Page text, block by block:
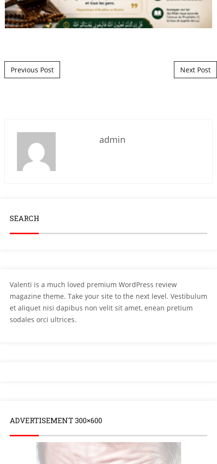
Post navigation
Previous Post Next Post
admin
SEARCH
Valenti is a much loved premium WordPress review
magazine theme. Take your site to the next level. Vestibulum
et aliquet nisi dapibus non velit sit amet, enean pretium
sodales orci ultrices.
ADVERTISEMENT 300×600